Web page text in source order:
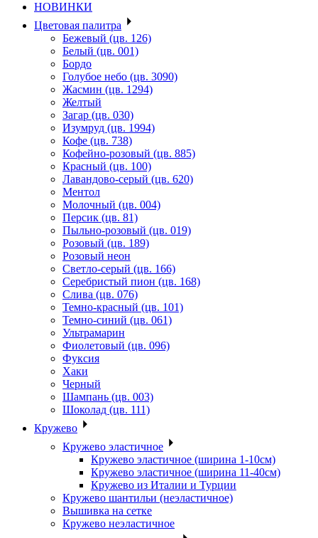
НОВИНКИ
Цветовая палитра
Бежевый (цв. 126)
Белый (цв. 001)
Бордо
Голубое небо (цв. 3090)
Жасмин (цв. 1294)
Желтый
Загар (цв. 030)
Изумруд (цв. 1994)
Кофе (цв. 738)
Кофейно-розовый (цв. 885)
Красный (цв. 100)
Лавандово-серый (цв. 620)
Ментол
Молочный (цв. 004)
Персик (цв. 81)
Пыльно-розовый (цв. 019)
Розовый (цв. 189)
Розовый неон
Светло-серый (цв. 166)
Серебристый пион (цв. 168)
Слива (цв. 076)
Темно-красный (цв. 101)
Темно-синий (цв. 061)
Ультрамарин
Фиолетовый (цв. 096)
Фуксия
Хаки
Черный
Шампань (цв. 003)
Шоколад (цв. 111)
Кружево
Кружево эластичное
Кружево эластичное (ширина 1-10см)
Кружево эластичное (ширина 11-40см)
Кружево из Италии и Турции
Кружево шантильи (неэластичное)
Вышивка на сетке
Кружево неэластичное